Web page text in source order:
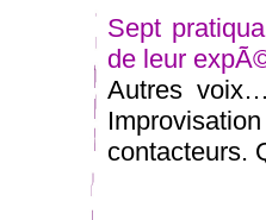
Sept
de leur
Autres
contacteurs.